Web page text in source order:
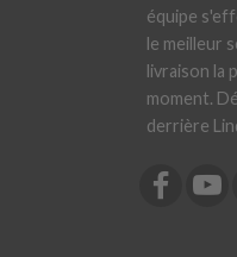
équipe
le meilleur
livraison la
moment.
derrière